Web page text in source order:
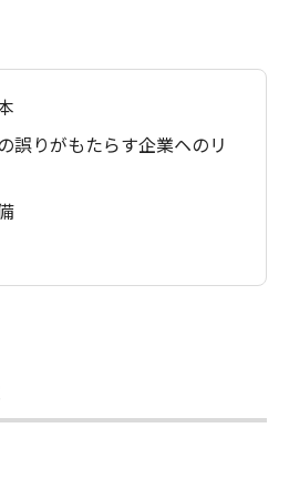
誤りがもたらす企業ヘのリ